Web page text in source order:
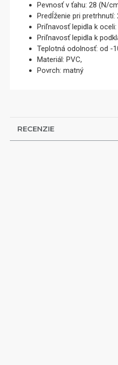
Pevnosť v ťahu: 28 (N/
Predĺženie pri pretrhnutí:
Priľnavosť lepidla k
Priľnavosť lepidla k
Teplotná odolnosť: od -
Materiál: PVC,
Povrch: matný
RECENZIE